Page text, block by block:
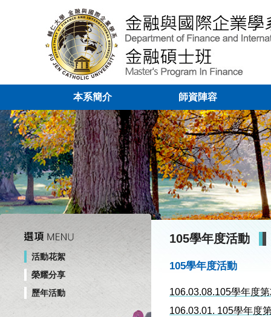
本系簡介 師資陣容
活動花絮
榮耀分享
歷年活動
105學年度活動
105學年度活動
106.03.08.105學年度
106.03.01. 105學年度